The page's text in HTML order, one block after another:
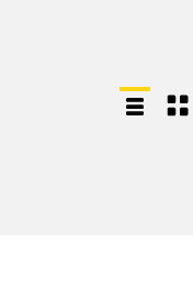
та продовольча